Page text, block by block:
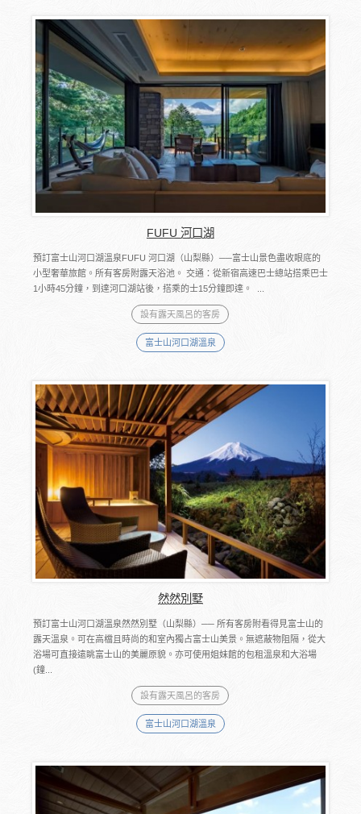
FUFU 河口湖
預訂富士山河口湖溫泉FUFU 河口湖（山梨縣）──富士山景色盡收眼底的
小型奢華旅館。所有客房附露天浴池。 交通：從新宿高速巴士總站搭乘巴士
1小時45分鐘，到達河口湖站後，搭乘的士15分鐘即達。 ...
設有露天風呂的客房
富士山河口湖溫泉
然然別墅
預訂富士山河口湖溫泉然然別墅（山梨縣）── 所有客房附看得見富士山的
露天溫泉。可在高檔且時尚的和室內獨占富士山美景。無遮蔽物阻隔，從大
浴場可直接遠眺富士山的美麗原貌。亦可使用姐妹館的包租溫泉和大浴場
(鐘...
設有露天風呂的客房
富士山河口湖溫泉